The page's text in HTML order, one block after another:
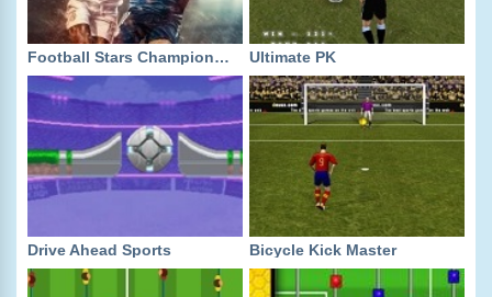
Football Stars Championship Ultimate PK
Drive Ahead Sports Bicycle Kick Master